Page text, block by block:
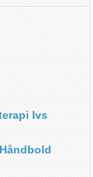
Ivs